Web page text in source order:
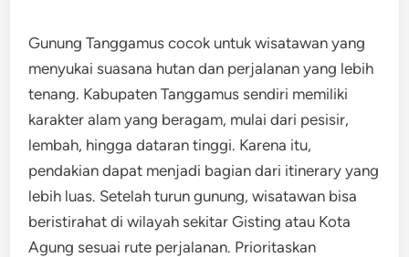
Gunung Tanggamus cocok untuk wisatawan yang
menyukai suasana hutan dan perjalanan yang lebih
tenang. Kabupaten Tanggamus sendiri memiliki
karakter alam yang beragam, mulai dari pesisir,
lembah, hingga dataran tinggi. Karena itu,
pendakian dapat menjadi bagian dari itinerary yang
lebih luas. Setelah turun gunung, wisatawan bisa
beristirahat di wilayah sekitar Gisting atau Kota
Agung sesuai rute perjalanan. Prioritaskan